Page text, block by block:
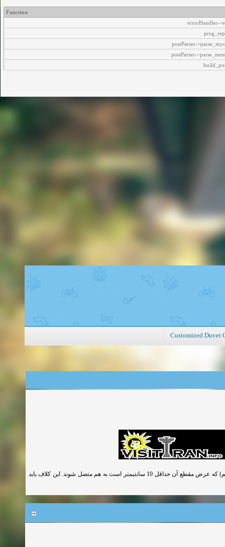
Function
errorHandler-
postParser-
postParser-
Customized Duvet
در صورت تجاوز دهانه تیرچه ها از 4 متر باید تیرچه ها بوسیله یک کلاف عرضی (تای بیم) که عرض مقطع آن حداقل 10 سانتیمتر است به هم متصل شوند. این کلاف باید